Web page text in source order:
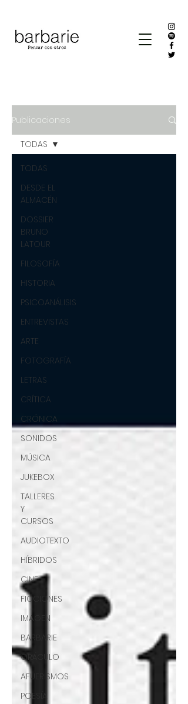
Publicaciones
TODAS
DESDE EL
ALMACÉN
DOSSIER
BRUNO
LATOUR
FILOSOFÍA
HISTORIA
PSICOANÁLISIS
ENTREVISTAS
ARTE
FOTOGRAFÍA
LETRAS
CRÍTICA
CRÓNICA
SONIDOS
MÚSICA
JUKEBOX
TALLERES
Y
CURSOS
AUDIOTEXTO
HÍBRIDOS
CINE
FICCIONES
IMAGEN
BARBARIE
ORÁCULO
AFUERISMOS
POESÍA
TODAS